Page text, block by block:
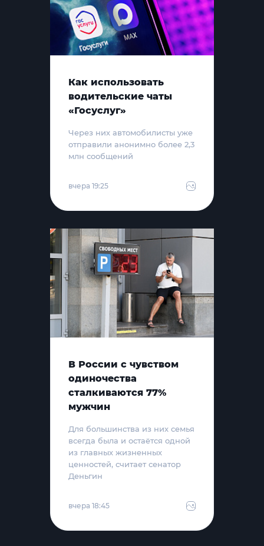
Как использовать
водительские чаты
«Госуслуг»
Через них автомобилисты уже
отправили анонимно более 2,3
млн сообщений
вчера 19:25
В России с чувством
одиночества
сталкиваются 77%
мужчин
Для большинства из них семья
всегда была и остаётся одной
из главных жизненных
ценностей, считает сенатор
Деньгин
вчера 18:45